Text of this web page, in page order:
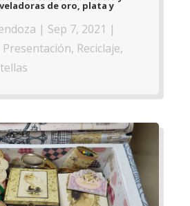
de oro, plata y
| Sep 7, 2021 |
Presentación, Reciclaje,